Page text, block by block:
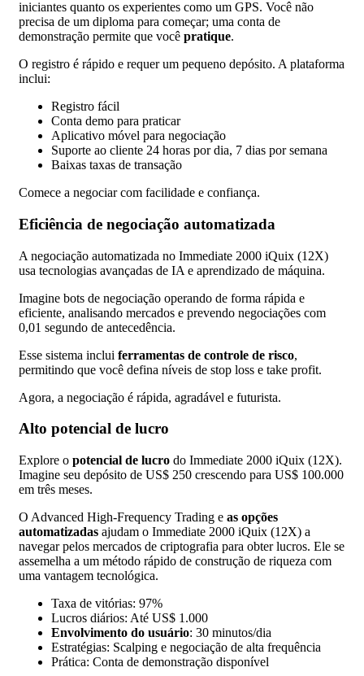
iniciantes quanto os experientes como um GPS. Você não
precisa de um diploma para começar; uma conta de
demonstração permite que você pratique.
O registro é rápido e requer um pequeno depósito. A plataforma
inclui:
Registro fácil
Conta demo para praticar
Aplicativo móvel para negociação
Suporte ao cliente 24 horas por dia, 7 dias por semana
Baixas taxas de transação
Comece a negociar com facilidade e confiança.
Eficiência de negociação automatizada
A negociação automatizada no Immediate 2000 iQuix (12X)
usa tecnologias avançadas de IA e aprendizado de máquina.
Imagine bots de negociação operando de forma rápida e
eficiente, analisando mercados e prevendo negociações com
0,01 segundo de antecedência.
Esse sistema inclui ferramentas de controle de risco,
permitindo que você defina níveis de stop loss e take profit.
Agora, a negociação é rápida, agradável e futurista.
Alto potencial de lucro
Explore o potencial de lucro do Immediate 2000 iQuix (12X).
Imagine seu depósito de US$ 250 crescendo para US$ 100.000
em três meses.
O Advanced High-Frequency Trading e as opções
automatizadas ajudam o Immediate 2000 iQuix (12X) a
navegar pelos mercados de criptografia para obter lucros. Ele se
assemelha a um método rápido de construção de riqueza com
uma vantagem tecnológica.
Taxa de vitórias: 97%
Lucros diários: Até US$ 1.000
Envolvimento do usuário: 30 minutos/dia
Estratégias: Scalping e negociação de alta frequência
Prática: Conta de demonstração disponível